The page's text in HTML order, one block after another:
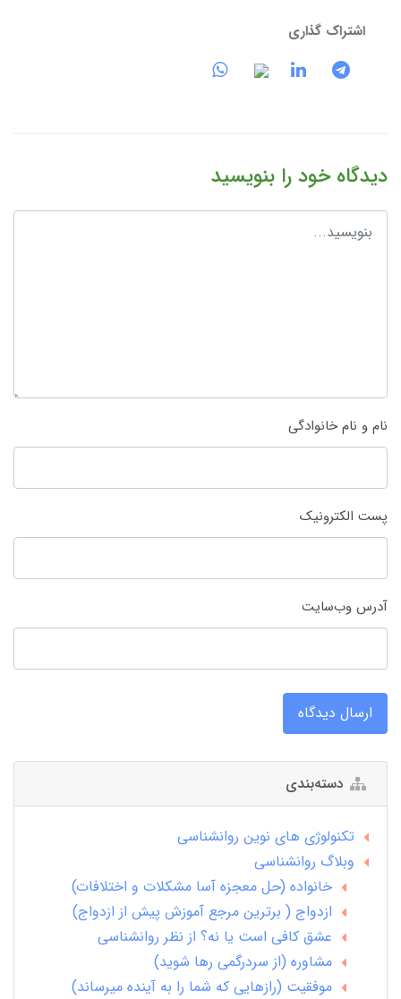
اشتراک گذاری
دیدگاه خود را بنویسید
نام و نام خانوادگی
پست الکترونیک
آدرس وب‌سایت
ارسال دیدگاه
دسته‌بندی
تکنولوژی های نوین روانشناسی
وبلاگ روانشناسی
خانواده (حل معجزه آسا مشکلات و اختلافات)
ازدواج ( برترین مرجع آموزش پیش از ازدواج)
عشق کافی است یا نه؟ از نظر روانشناسی
مشاوره (از سردرگمی رها شوید)
موفقیت (رازهایی که شما را به آینده میرساند)